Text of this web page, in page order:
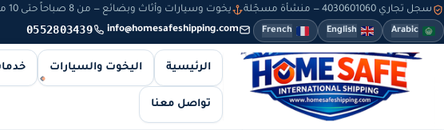
سجل تجاري 4030601060 — منشأة مسجّلة يخوت وسيارات وأثاث وبضائع — من 8 صباحاً حتى 10 مساءً — والطلبات أونلاين طوال الوقت
Arabic
English
French
info@homesafeshipping.com
0552803439
الرئيسية اليخوت والسيارات
تواصل معنا